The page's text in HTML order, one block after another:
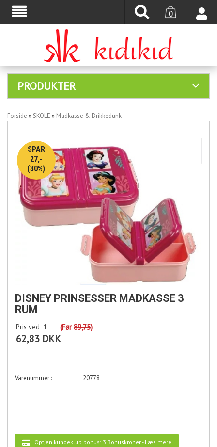
0
PRODUKTER
Forside » SKOLE » Madkasse & Drikkedunk
SPAR
27,-
(30%)
DISNEY PRINSESSER MADKASSE 3
RUM
Pris ved 1 (Før89,75)
62,83 DKK
20778
Optjen kundeklub bonus: 3 Bonuskroner- Læs mere